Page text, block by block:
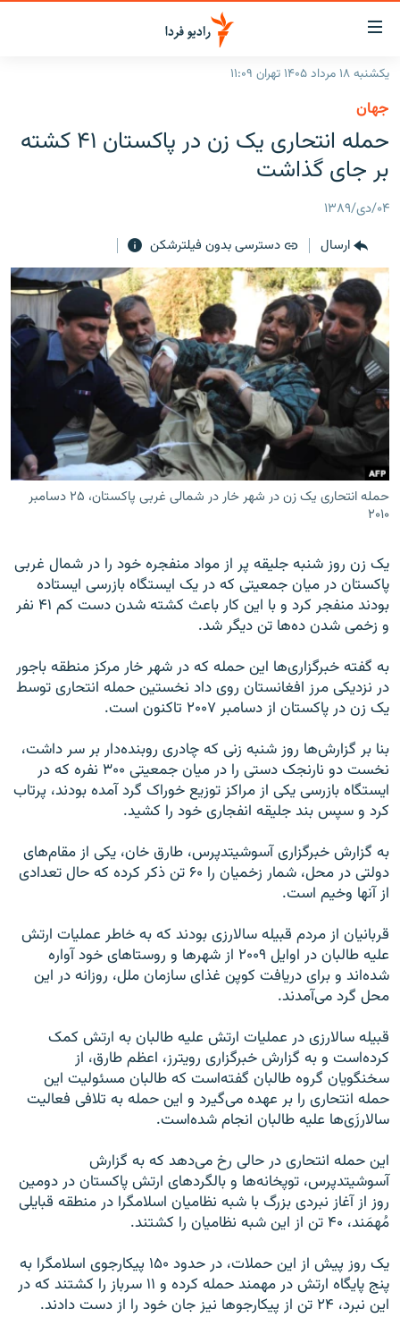
لینک‌های
قابلیت
دسترسی
بازگشت
اصلی
رفتن
صفحه
جستجو
ایران
برنامه‌های رادیویی
فرکانس‌ها
پادکست
چندرسانه‌ای
گزارش‌های تصویری
گزارش‌های ویدئویی
زنان فردا
English
به ما بپیوندید
زبان‌های دیگر
یکشنبه ۱۸ مرداد ۱۴۰۵ تهران ۱۱:۰۹
جهان
حمله انتحاری یک زن در پاکستان ۴۱ کشته
بر جای گذاشت
۰۴/دی/۱۳۸۹
ارسال
دسترسی بدون فیلترشکن
حمله انتحاری یک زن در شهر خار در شمالی غربی پاکستان، ۲۵ دسامبر
۲۰۱۰
یک زن روز شنبه جلیقه پر از مواد منفجره خود را در شمال غربی
پاکستان در میان جمعیتی که در یک ایستگاه بازرسی ایستاده
بودند منفجر کرد و با این کار باعث کشته شدن دست کم ۴۱ نفر
و زخمی شدن ده‌ها تن دیگر شد.
به گفته خبرگزاری‌ها این حمله که در شهر خار مرکز منطقه باجور
در نزدیکی مرز افغانستان روی داد نخستین حمله انتحاری توسط
یک زن در پاکستان از دسامبر ۲۰۰۷ تاکنون است.
بنا بر گزارش‌ها روز شنبه زنی که چادری روبنده‌دار بر سر داشت،
نخست دو نارنجک دستی را در میان جمعیتی ۳۰۰ نفره که در
ایستگاه بازرسی یکی از مراکز توزیع خوراک گرد آمده بودند، پرتاب
کرد و سپس بند جلیقه انفجاری خود را کشید.
به گزارش خبرگزاری آسوشیتدپرس، طارق خان، یکی از مقام‌های
دولتی در محل، شمار زخمیان را ۶۰ تن ذکر کرده که حال تعدادی
از آنها وخیم است.
قربانیان از مردم قبیله سالارزی بودند که به خاطر عملیات ارتش
علیه طالبان در اوایل ۲۰۰۹ از شهرها و روستاهای خود آواره
شده‌اند و برای دریافت کوپن غذای سازمان ملل، روزانه در این
محل گرد می‌آمدند.
قبیله سالارزی در عملیات ارتش علیه طالبان به ارتش کمک
کرده‌است و به گزارش خبرگزاری رویترز، اعظم طارق، از
سخنگویان گروه طالبان گفته‌است که طالبان مسئولیت این
حمله انتحاری را بر عهده می‌گیرد و این حمله به تلافی فعالیت
سالارزَی‌ها علیه طالبان انجام شده‌است.
این حمله انتحاری در حالی رخ می‌دهد که به گزارش
آسوشیتدپرس، توپخانه‌ها و بالگردهای ارتش پاکستان در دومین
روز از آغاز نبردی بزرگ با شبه نظامیان اسلامگرا در منطقه قبایلی
مُهمَند، ۴۰ تن از این شبه نظامیان را کشتند.
یک روز پیش از این حملات، در حدود ۱۵۰ پیکارجوی اسلامگرا به
پنج پایگاه ارتش در مهمند حمله کرده و ۱۱ سرباز را کشتند که در
این نبرد، ۲۴ تن از پیکارجوها نیز جان خود را از دست دادند.